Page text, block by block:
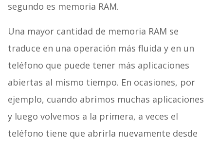
segundo es memoria RAM.
Una mayor cantidad de memoria RAM se
traduce en una operación más fluida y en un
teléfono que puede tener más aplicaciones
abiertas al mismo tiempo. En ocasiones, por
ejemplo, cuando abrimos muchas aplicaciones
y luego volvemos a la primera, a veces el
teléfono tiene que abrirla nuevamente desde